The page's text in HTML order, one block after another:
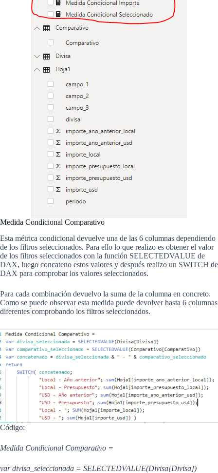
Medida Condicional Comparativo
Esta métrica condicional devuelve una de las 6 columnas dependiendo
de los filtros seleccionados. Para ello lo que realizo es obtener el valor
de los filtros seleccionados con la función SELECTEDVALUE de
DAX, luego concateno estos valores y después realizo un SWITCH de
DAX para comprobar los valores seleccionados.
Para cada combinación devuelvo la suma de la columna en concreto.
Como se puede observar esta medida puede devolver hasta 6 columnas
diferentes comprobando los filtros seleccionados.
Código:
Medida Condicional Comparativo =
var divisa_seleccionada = SELECTEDVALUE(Divisa[Divisa])